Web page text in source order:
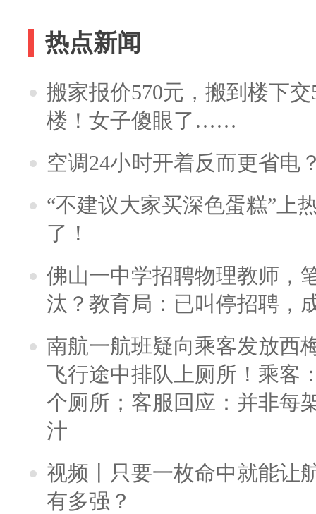
热点新闻
搬家报价570元，搬到楼下
楼！女子傻眼了……
空调24小时开着反而更省电
“不建议大家买深色蛋糕”上
了！
佛山一中学招聘物理教师，
汰？教育局：已叫停招聘，
南航一航班疑向乘客发放西
飞行途中排队上厕所！乘客
个厕所；客服回应：并非每
汁
视频丨只要一枚命中就能让
有多强？